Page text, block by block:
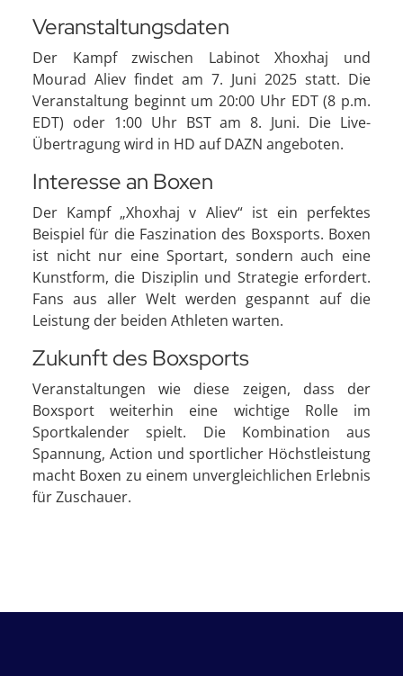
Veranstaltungsdaten
Der Kampf zwischen Labinot Xhoxhaj und
Mourad Aliev findet am 7. Juni 2025 statt. Die
Veranstaltung beginnt um 20:00 Uhr EDT (8 p.m.
EDT) oder 1:00 Uhr BST am 8. Juni. Die Live-
Übertragung wird in HD auf DAZN angeboten.
Interesse an Boxen
Der Kampf „Xhoxhaj v Aliev“ ist ein perfektes
Beispiel für die Faszination des Boxsports. Boxen
ist nicht nur eine Sportart, sondern auch eine
Kunstform, die Disziplin und Strategie erfordert.
Fans aus aller Welt werden gespannt auf die
Leistung der beiden Athleten warten.
Zukunft des Boxsports
Veranstaltungen wie diese zeigen, dass der
Boxsport weiterhin eine wichtige Rolle im
Sportkalender spielt. Die Kombination aus
Spannung, Action und sportlicher Höchstleistung
macht Boxen zu einem unvergleichlichen Erlebnis
für Zuschauer.